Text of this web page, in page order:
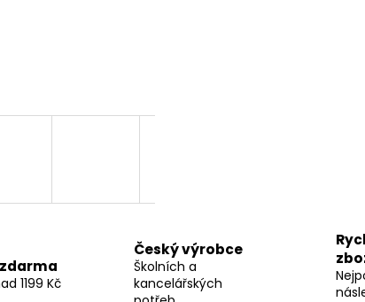
1199 Kč
Český výrobce
Školních a
kancelářských